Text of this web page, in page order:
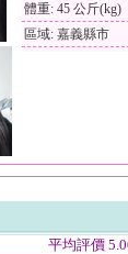
體重: 45 公斤(kg)
區域: 嘉義縣市
平均評價